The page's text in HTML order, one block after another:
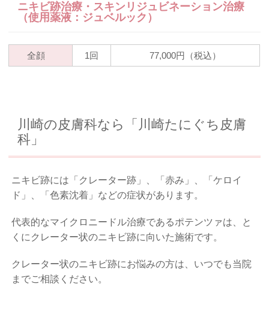
ニキビ跡治療・スキンリジュビネーション治療
（使用薬液：ジュベルック）
全顔 1回 77,000円（税込）
川崎の皮膚科なら「川崎たにぐち皮膚
科」
ニキビ跡には「クレーター跡」、「赤み」、「ケロイ
ド」、「色素沈着」などの症状があります。
代表的なマイクロニードル治療であるポテンツァは、と
くにクレーター状のニキビ跡に向いた施術です。
クレーター状のニキビ跡にお悩みの方は、いつでも当院
までご相談ください。